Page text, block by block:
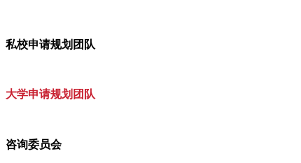
私校申请规划团队
大学申请规划团队
咨询委员会